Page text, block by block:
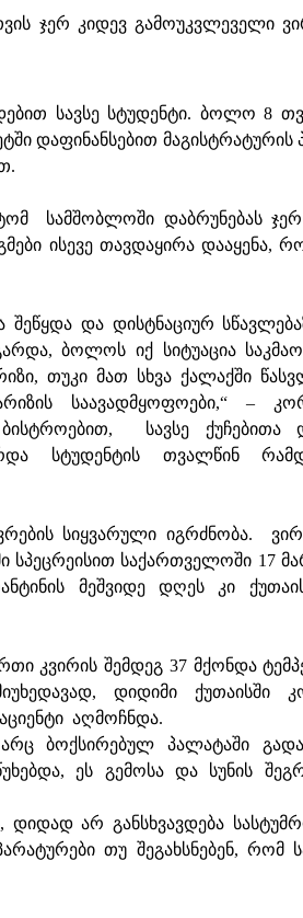
ჯერ კიდევ გამოუკვლეველი
სავსე სტუდენტი. ბოლო 8
დაფინანსებით
სამშობლოში დაბრუნებას
ისევე თავდაყირა დააყენა,
შეწყდა და დისტნაციურ
ბოლოს იქ სიტუაცია
თუკი მათ სხვა ქალაქში
საავადმყოფოები,“ –
სავსე ქუჩებითა
სტუდენტის თვალწინ
სიყვარული იგრძნობა.
სპეცრეისით საქართველოში 17
მეშვიდე დღეს კი
კვირის შემდეგ 37 მქონდა
დიდიმი ქუთაისში
აღმოჩნდა.
ბოქსირებულ პალატაში
ეს გემოსა და სუნის
არ განსხვავდება
თუ შეგახსნებენ, რომ